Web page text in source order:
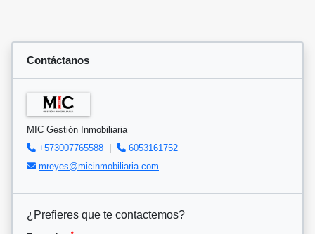
Contáctanos
MIC Gestión Inmobiliaria
+573007765588 |
6053161752
mreyes@micinmobiliaria.com
¿Prefieres que te contactemos?